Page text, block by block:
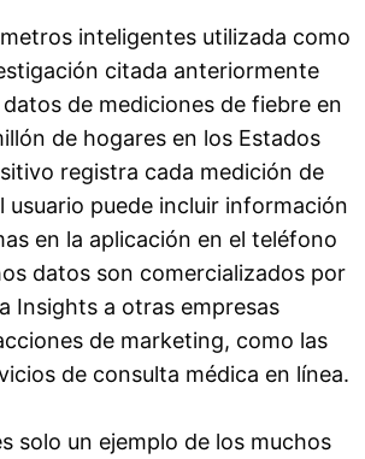
inteligentes utilizada como
citada anteriormente
de mediciones de fiebre en
de hogares en los Estados
registra cada medición de
usuario puede incluir información
en la aplicación en el teléfono
datos son comercializados por
Insights a otras empresas
de marketing, como las
de consulta médica en línea.
solo un ejemplo de los muchos